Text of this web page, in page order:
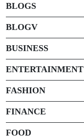
BLOGS
BLOGV
BUSINESS
ENTERTAINMENT
FASHION
FINANCE
FOOD